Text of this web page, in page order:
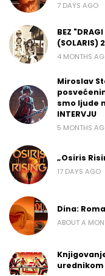
7 DAYS AGO
BEZ
(SOLARIS)
4 MONTHS
Miroslav
smo ljude
INTERVJU
5 MONTHS
„Osiris
17 DAYS AGO
Dina:
ABOUT A
urednikom